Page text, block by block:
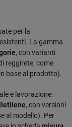
per la
La gamma
, con varianti
reggirete, come
base al prodotto).
e lavorazione:
, con versioni
al modello). Per